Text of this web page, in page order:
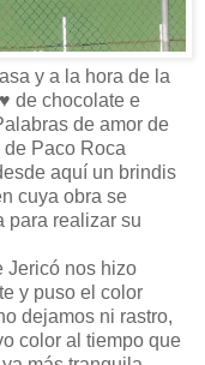
y a la hora de la
♥ de chocolate e
de amor de
Paco Roca
aquí un brindis
cuya obra se
para realizar su
Jericó nos hizo
y puso el color
dejamos ni rastro,
color al tiempo que